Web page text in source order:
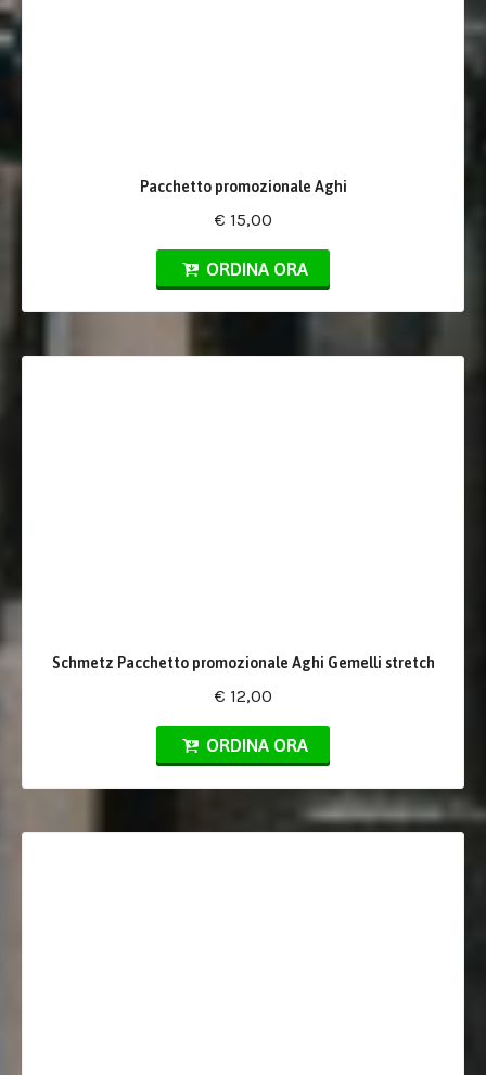
Pacchetto promozionale Aghi
€ 15,00
ORDINA ORA
Schmetz Pacchetto promozionale Aghi Gemelli stretch
€ 12,00
ORDINA ORA